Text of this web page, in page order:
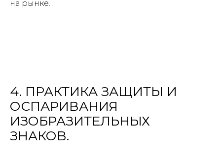
на рынке.
4. ПРАКТИКА ЗАЩИТЫ И
ОСПАРИВАНИЯ
ИЗОБРАЗИТЕЛЬНЫХ
ЗНАКОВ.